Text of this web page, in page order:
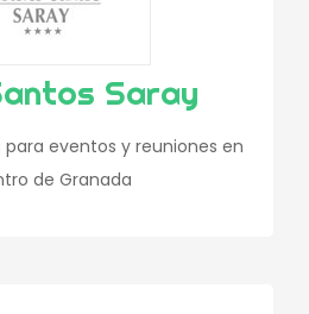
Saray
eventos y reuniones en
de Granada